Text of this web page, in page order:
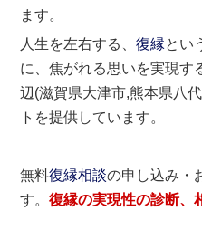
ます。
人生を左右する、復縁とい
に、焦がれる思いを実現す
辺(滋賀県大津市,熊本県八
トを提供しています。
無料復縁相談の申し込み・
す。復縁の実現性の診断、